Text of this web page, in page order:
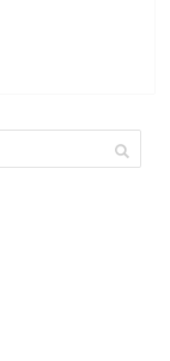
Alvast
onder